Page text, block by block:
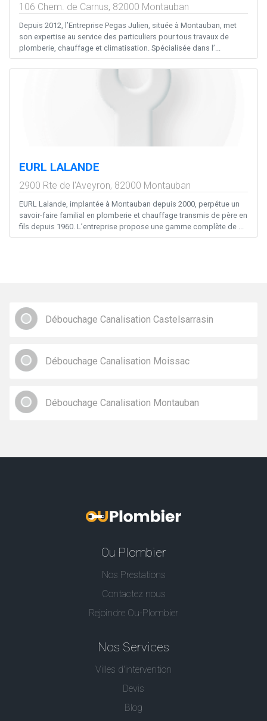
106 Chem. de Carnus, 82000 Montauban
Depuis 2012, l’Entreprise Pegas Julien, située à Montauban, met
son expertise au service des particuliers pour tous travaux de
plomberie, chauffage et climatisation. Spécialisée dans l’...
EURL LALANDE
2900 Rte de l'Aveyron, 82000 Montauban
EURL Lalande, implantée à Montauban depuis 2000, perpétue un
savoir-faire familial en plomberie et chauffage transmis de père en
fils depuis 1960. L’entreprise propose une gamme complète de ...
Débouchage Canalisation Castelsarrasin
Débouchage Canalisation Moissac
Débouchage Canalisation Montauban
Ou Plombier
Nos Prestations
Contactez nous
Rejoindre Ou-Plombier
Nos Services
Villes d'intervention
Devis
Blog